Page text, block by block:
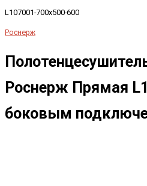
L107001-700x500-600
Роснерж
Роснерж Прямая
боковым